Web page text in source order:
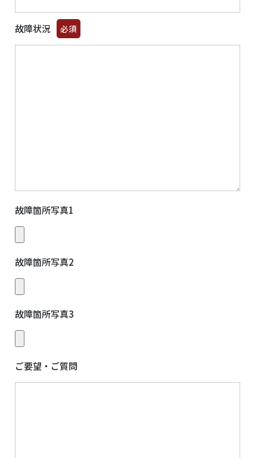
故障状況 必須
故障箇所写真1
故障箇所写真2
故障箇所写真3
ご要望・ご質問